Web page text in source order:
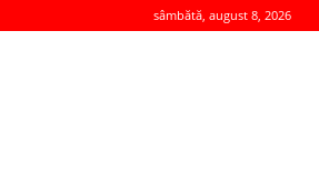
sâmbătă, august 8, 2026